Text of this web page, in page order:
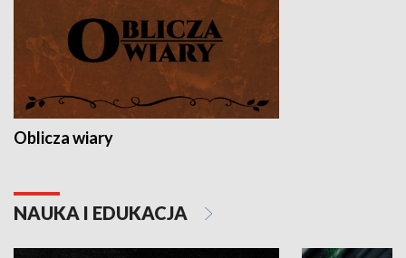
Oblicza wiary
NAUKA I EDUKACJA